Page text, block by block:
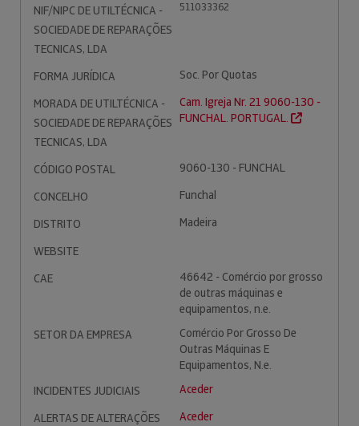
NIF/NIPC DE UTILTÉCNICA -
SOCIEDADE DE REPARAÇÕES
TECNICAS, LDA
511033362
FORMA JURÍDICA
Soc. Por Quotas
MORADA DE UTILTÉCNICA -
SOCIEDADE DE REPARAÇÕES
TECNICAS, LDA
Cam. Igreja Nr. 21 9060-130 -
FUNCHAL. PORTUGAL.
CÓDIGO POSTAL
9060-130 - FUNCHAL
CONCELHO
Funchal
DISTRITO
Madeira
WEBSITE
CAE
46642 - Comércio por grosso
de outras máquinas e
equipamentos, n.e.
SETOR DA EMPRESA
Comércio Por Grosso De
Outras Máquinas E
Equipamentos, N.e.
INCIDENTES JUDICIAIS
Aceder
ALERTAS DE ALTERAÇÕES
Aceder